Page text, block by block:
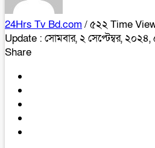
24Hrs Tv Bd.com / ৫২২ Time
Update : সোমবার, ২ সেপ্টেম্বর,
Share